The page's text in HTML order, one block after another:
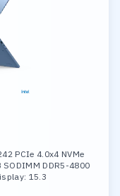
PCIe 4.0x4 NVMe
SODIMM DDR5-4800
15.3